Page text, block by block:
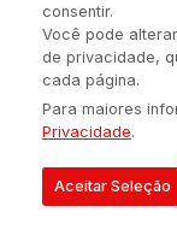
(54) 98434-
consentir.
Você pode
de privacidade,
cada página.
Para maiores
Privacidade.
Aceitar Seleção